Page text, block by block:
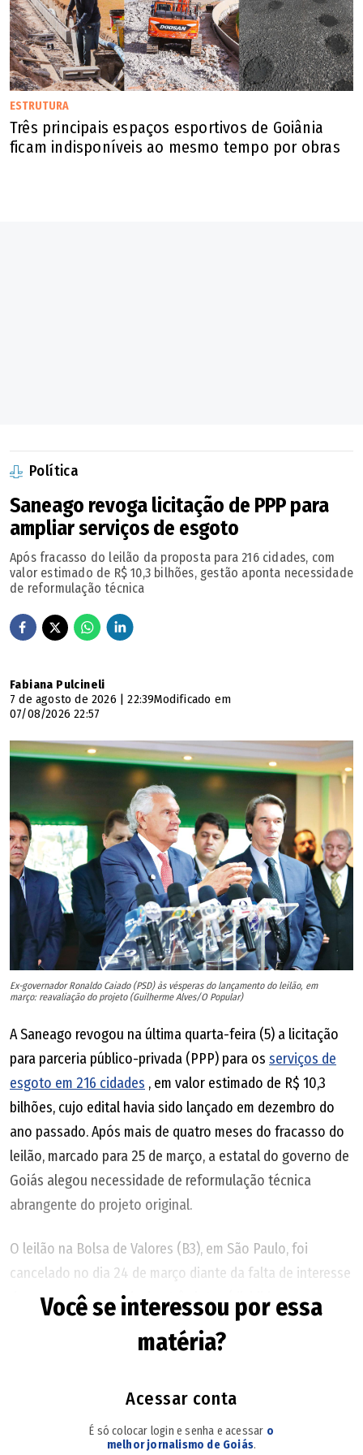
ESTRUTURA
Três principais espaços esportivos de Goiânia
ficam indisponíveis ao mesmo tempo por obras
Política
Saneago revoga licitação de PPP para
ampliar serviços de esgoto
Após fracasso do leilão da proposta para 216 cidades, com
valor estimado de R$ 10,3 bilhões, gestão aponta necessidade
de reformulação técnica
Fabiana Pulcineli
7 de agosto de 2026 | 22:39Modificado em
07/08/2026 22:57
Ex-governador Ronaldo Caiado (PSD) às vésperas do lançamento do leilão, em
março: reavaliação do projeto (Guilherme Alves/O Popular)
A Saneago revogou na última quarta-feira (5) a licitação
para parceria público-privada (PPP) para os serviços de
esgoto em 216 cidades , em valor estimado de R$ 10,3
bilhões, cujo edital havia sido lançado em dezembro do
ano passado. Após mais de quatro meses do fracasso do
leilão, marcado para 25 de março, a estatal do governo de
Goiás alegou necessidade de reformulação técnica
abrangente do projeto original.
O leilão na Bolsa de Valores (B3), em São Paulo, foi
cancelado no dia 24 de março diante da falta de interesse
das empresas em dois dos três lotes (divididos por
microrregiões de saneamento). No único lote em que
houve proposta, o consórcio (Águas do Cerrado, formado
Em comunicado divulgado na quarta, a Saneago
Você se interessou por essa
matéria?
Acessar conta
É só colocar login e senha e acessar o
melhor jornalismo de Goiás.